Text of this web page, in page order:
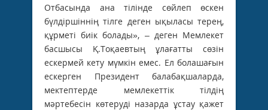
Отбасында ана тілінде сөйлеп өскен
бүлдіршіннің тілге деген ықыласы терең,
құрметі биік болады», – деген Мемлекет
басшысы Қ.Тоқаевтың ұлағатты сөзін
ескермей кету мүмкін емес. Ел болашағын
ескерген Президент балабақшаларда,
мектептерде мемлекеттік тілдің
мәртебесін көтеруді назарда ұстау қажет